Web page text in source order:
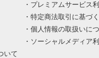
いて
プレミアムサービス
特定商法取引に基づ
個人情報の取扱いに
ソーシャルメディア